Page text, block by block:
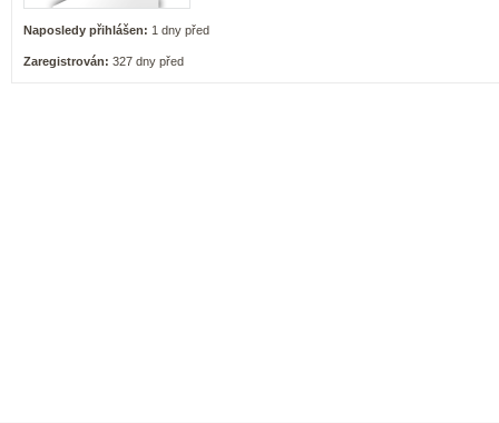
Naposledy přihlášen: 1 dny před
Zaregistrován: 327 dny před